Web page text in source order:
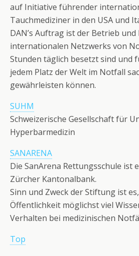
auf Initiative führender
Tauchmediziner in den USA und
DAN’s Auftrag ist der Betrieb und
internationalen Netzwerks von
Stunden täglich besetzt sind und
jedem Platz der Welt im Notfall
gewährleisten können.
SUHM
Schweizerische Gesellschaft für
Hyperbarmedizin
SANARENA
Die SanArena Rettungsschule ist
Zürcher Kantonalbank.
Sinn und Zweck der Stiftung ist
Öffentlichkeit möglichst viel
Verhalten bei medizinischen
Top